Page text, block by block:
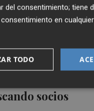
socios
del consentimiento; tiene
consentimiento en
TODO